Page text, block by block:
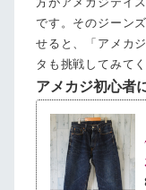
です。そのジーン
せると、「アメカ
タも挑戦してみて
アメカジ初心者